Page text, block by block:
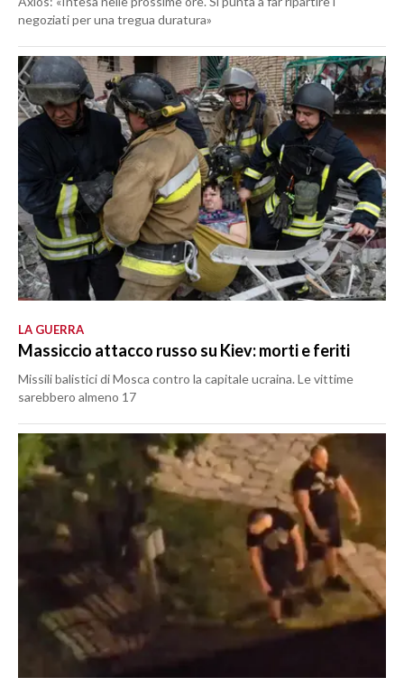
negoziati per una tregua duratura»
LA GUERRA
Massiccio attacco russo su Kiev: morti e feriti
Missili balistici di Mosca contro la capitale ucraina. Le vittime
sarebbero almeno 17